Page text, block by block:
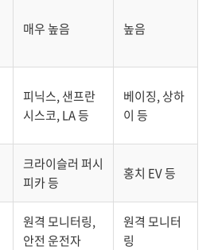
매우 높음 높음
피닉스, 샌프란
시스코, LA 등
베이징, 상하
이 등
크라이슬러 퍼시
피카 등
홍치 EV 등
원격 모니터링,
안전 운전자
원격 모니터
링